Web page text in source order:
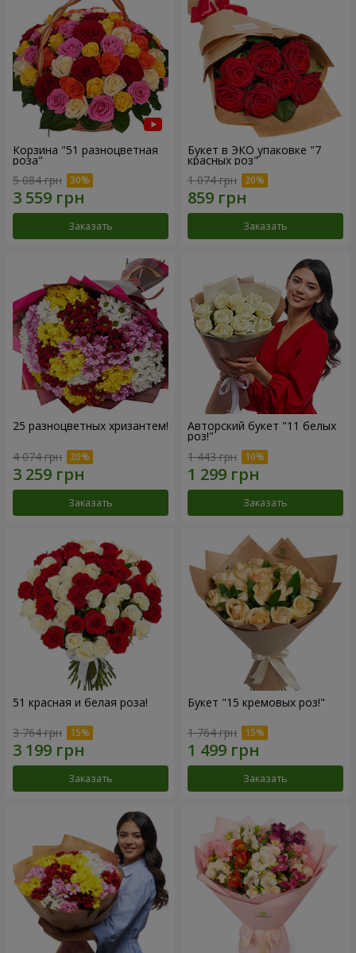
Корзина "51 разноцветная
роза"
5 084 грн
Заказать
Букет в ЭКО упаковке "7
красных роз"
1 074 грн
Заказать
25 разноцветных хризантем!
4 074 грн
Заказать
Авторский букет "11 белых
роз!"
1 443 грн
Заказать
51 красная и белая роза!
3 764 грн
Заказать
Букет "15 кремовых роз!"
1 764 грн
Заказать